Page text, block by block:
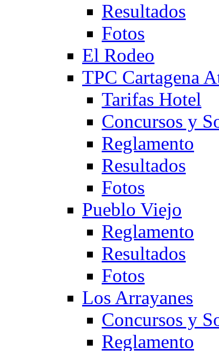
Resultados
Fotos
El Rodeo
TPC Cartagena
Tarifas Hotel
Concursos y
Reglamento
Resultados
Fotos
Pueblo Viejo
Reglamento
Resultados
Fotos
Los Arrayanes
Concursos y
Reglamento